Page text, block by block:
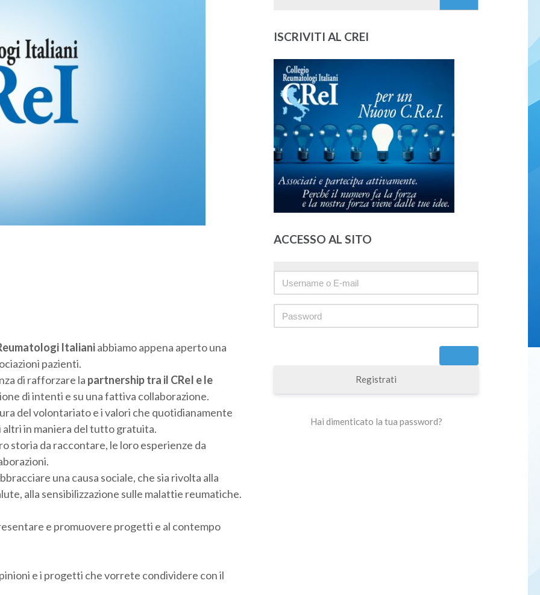
Italianiabbiamo appena aperto una
pazienti.
di rafforzare la partnership tra il CReI e le
di intenti e su una fattiva collaborazione.
del volontariato e i valori che quotidianamente
in maniera del tutto gratuita.
storia da raccontare, le loro esperienze da
una causa sociale, che sia rivolta alla
alla sensibilizzazione sulle malattie reumatiche.
e promuovere progetti e al contempo
e i progetti che vorrete condividere con il
ISCRIVITI AL CREI
ACCESSO AL SITO
Registrati
Hai dimenticato la tua password?